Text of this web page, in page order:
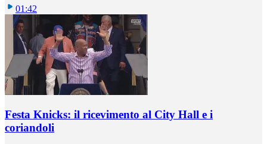
01:42
Festa Knicks: il ricevimento al City Hall e i
coriandoli